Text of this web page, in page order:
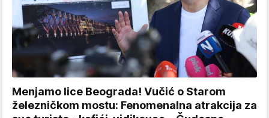
Menjamo lice Beograda! Vučić o Starom
železničkom mostu: Fenomenalna atrakcija za